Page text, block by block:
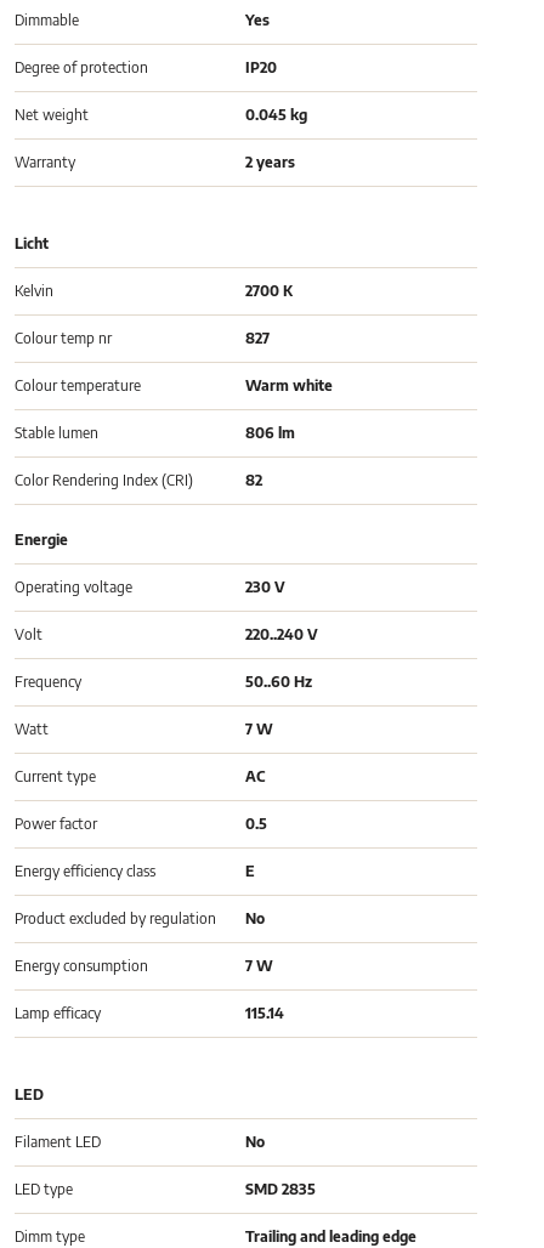
Dimmable Yes
Degree of protection IP20
Net weight 0.045 kg
Warranty 2 years
Licht
Kelvin 2700 K
Colour temp nr 827
Colour temperature Warm white
Stable lumen 806 lm
Color Rendering Index (CRI) 82
Energie
Operating voltage 230 V
Volt 220..240 V
Frequency 50..60 Hz
Watt 7 W
Current type AC
Power factor 0.5
Energy efficiency class E
Product excluded by regulation No
Energy consumption 7 W
Lamp efficacy 115.14
LED
Filament LED No
LED type SMD 2835
Dimm type Trailing and leading edge